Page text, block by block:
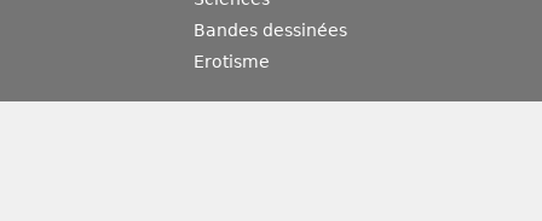
Bandes dessinées
Erotisme